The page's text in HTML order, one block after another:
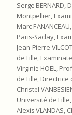
Serge BERNARD,
Montpellier,
Marc
Paris-Saclay,
Jean-Pierre
de Lille,
Virginie HOEL,
de Lille, Directrice
Christel
Université de
Alexis VLANDAS,